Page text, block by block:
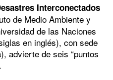
Interconectados
de Medio Ambiente y
de las Naciones
en inglés), con sede
advierte de seis “puntos